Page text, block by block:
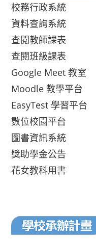
校務行政系統
資料查詢系統
查閱教師課表
查閱班級課表
Google Meet 教室
Moodle 教學平台
EasyTest 學習平台
數位校園平台
圖書資訊系統
獎助學金公告
花女教科用書